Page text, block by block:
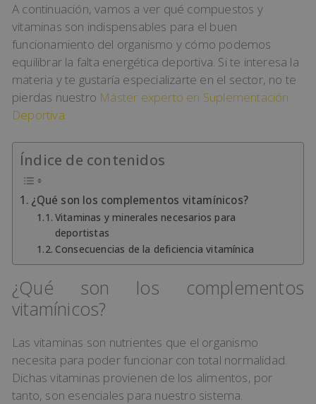
A continuación, vamos a ver qué compuestos y
vitaminas son indispensables para el buen
funcionamiento del organismo y cómo podemos
equilibrar la falta energética deportiva. Si te interesa la
materia y te gustaría especializarte en el sector, no te
pierdas nuestro Máster experto en Suplementación
Deportiva.
Índice de contenidos
¿Qué son los complementos vitamínicos?
Vitaminas y minerales necesarios para
deportistas
Consecuencias de la deficiencia vitamínica
¿Qué son los complementos
vitamínicos?
Las vitaminas son nutrientes que el organismo
necesita para poder funcionar con total normalidad.
Dichas vitaminas provienen de los alimentos, por
tanto, son esenciales para nuestro sistema.